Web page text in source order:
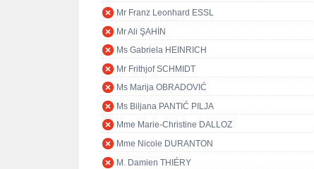
Mr Franz Leonhard ESSL
Mr Ali ŞAHİN
Ms Gabriela HEINRICH
Mr Frithjof SCHMIDT
Ms Marija OBRADOVIĆ
Ms Biljana PANTIĆ PILJA
Mme Marie-Christine DALLOZ
Mme Nicole DURANTON
M. Damien THIÉRY